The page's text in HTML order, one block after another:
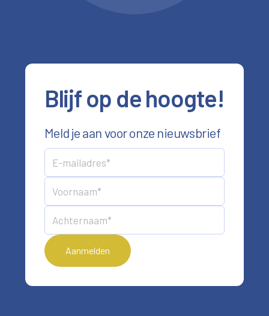
Blijf op de hoogte!
Meld je aan voor onze nieuwsbrief